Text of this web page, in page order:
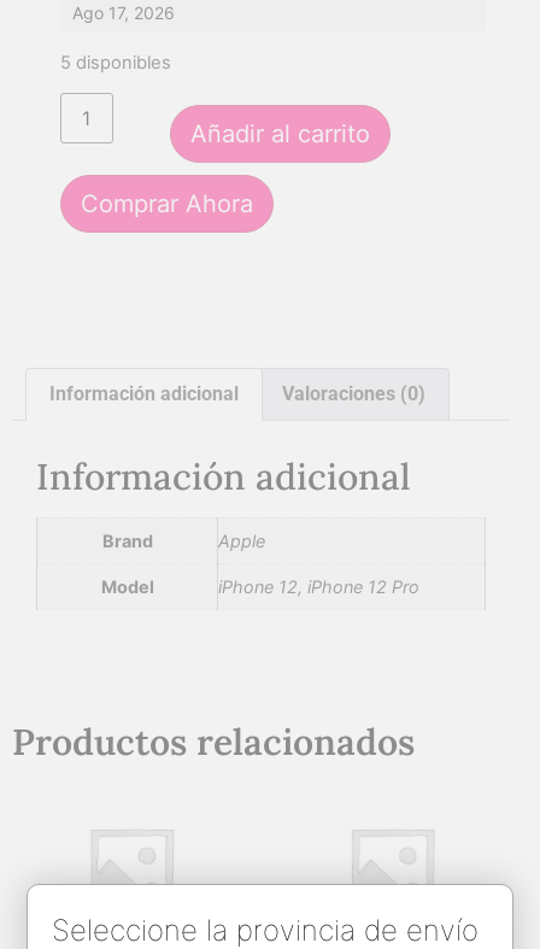
Ago 17, 2026
5 disponibles
Añadir al carrito
Comprar Ahora
Información adicional Valoraciones (0)
Información adicional
Brand Apple
Model iPhone 12, iPhone 12 Pro
Productos relacionados
Seleccione la provincia de envío